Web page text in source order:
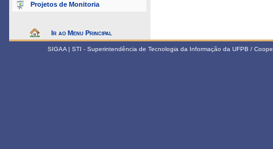
Projetos de Monitoria
Ir ao Menu Principal
SIGAA | STI - Superintendência de Tecnologia da Informação da UFPB /